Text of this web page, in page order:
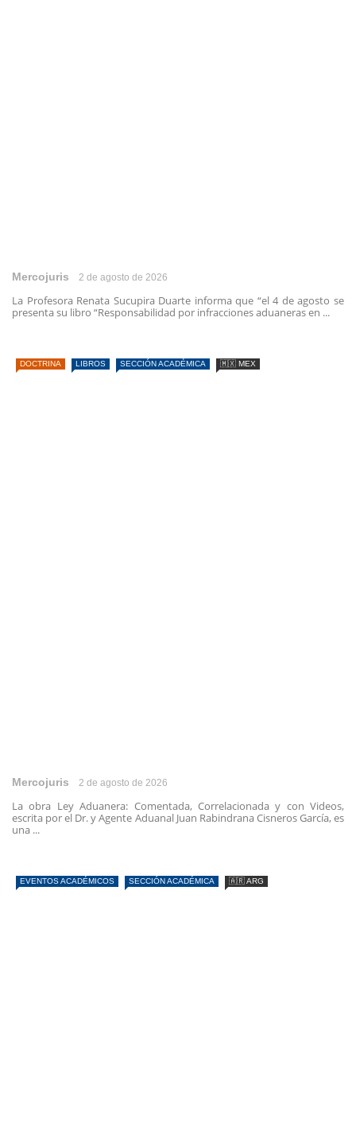
Mercojuris 2 de agosto de 2026
La Profesora Renata Sucupira Duarte informa que “el 4 de agosto se
presenta su libro “Responsabilidad por infracciones aduaneras en ...
DOCTRINA LIBROS SECCIÓN ACADÉMICA 🇲🇽 MEX
Mercojuris 2 de agosto de 2026
La obra Ley Aduanera: Comentada, Correlacionada y con Videos,
escrita por el Dr. y Agente Aduanal Juan Rabindrana Cisneros García, es
una ...
EVENTOS ACADÉMICOS SECCIÓN ACADÉMICA 🇦🇷 ARG